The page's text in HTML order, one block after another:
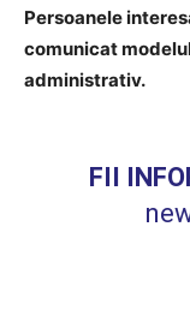
Persoanele
comunicat
administrativ.
FII